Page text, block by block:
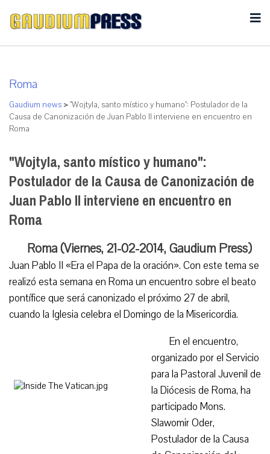
Roma
Gaudium news >"Wojtyla, santo místico y humano": Postulador de la
Causa de Canonización de Juan Pablo II interviene en encuentro en
Roma
"Wojtyla, santo místico y humano":
Postulador de la Causa de Canonización de
Juan Pablo II interviene en encuentro en
Roma
Roma (Viernes, 21-02-2014, Gaudium Press)
Juan Pablo II «Era el Papa de la oración». Con este tema se
realizó esta semana en Roma un encuentro sobre el beato
pontífice que será canonizado el próximo 27 de abril,
cuando la Iglesia celebra el Domingo de la Misericordia.
En el encuentro,
organizado por el Servicio
para la Pastoral Juvenil de
la Diócesis de Roma, ha
participado Mons.
Slawomir Oder,
Postulador de la Causa